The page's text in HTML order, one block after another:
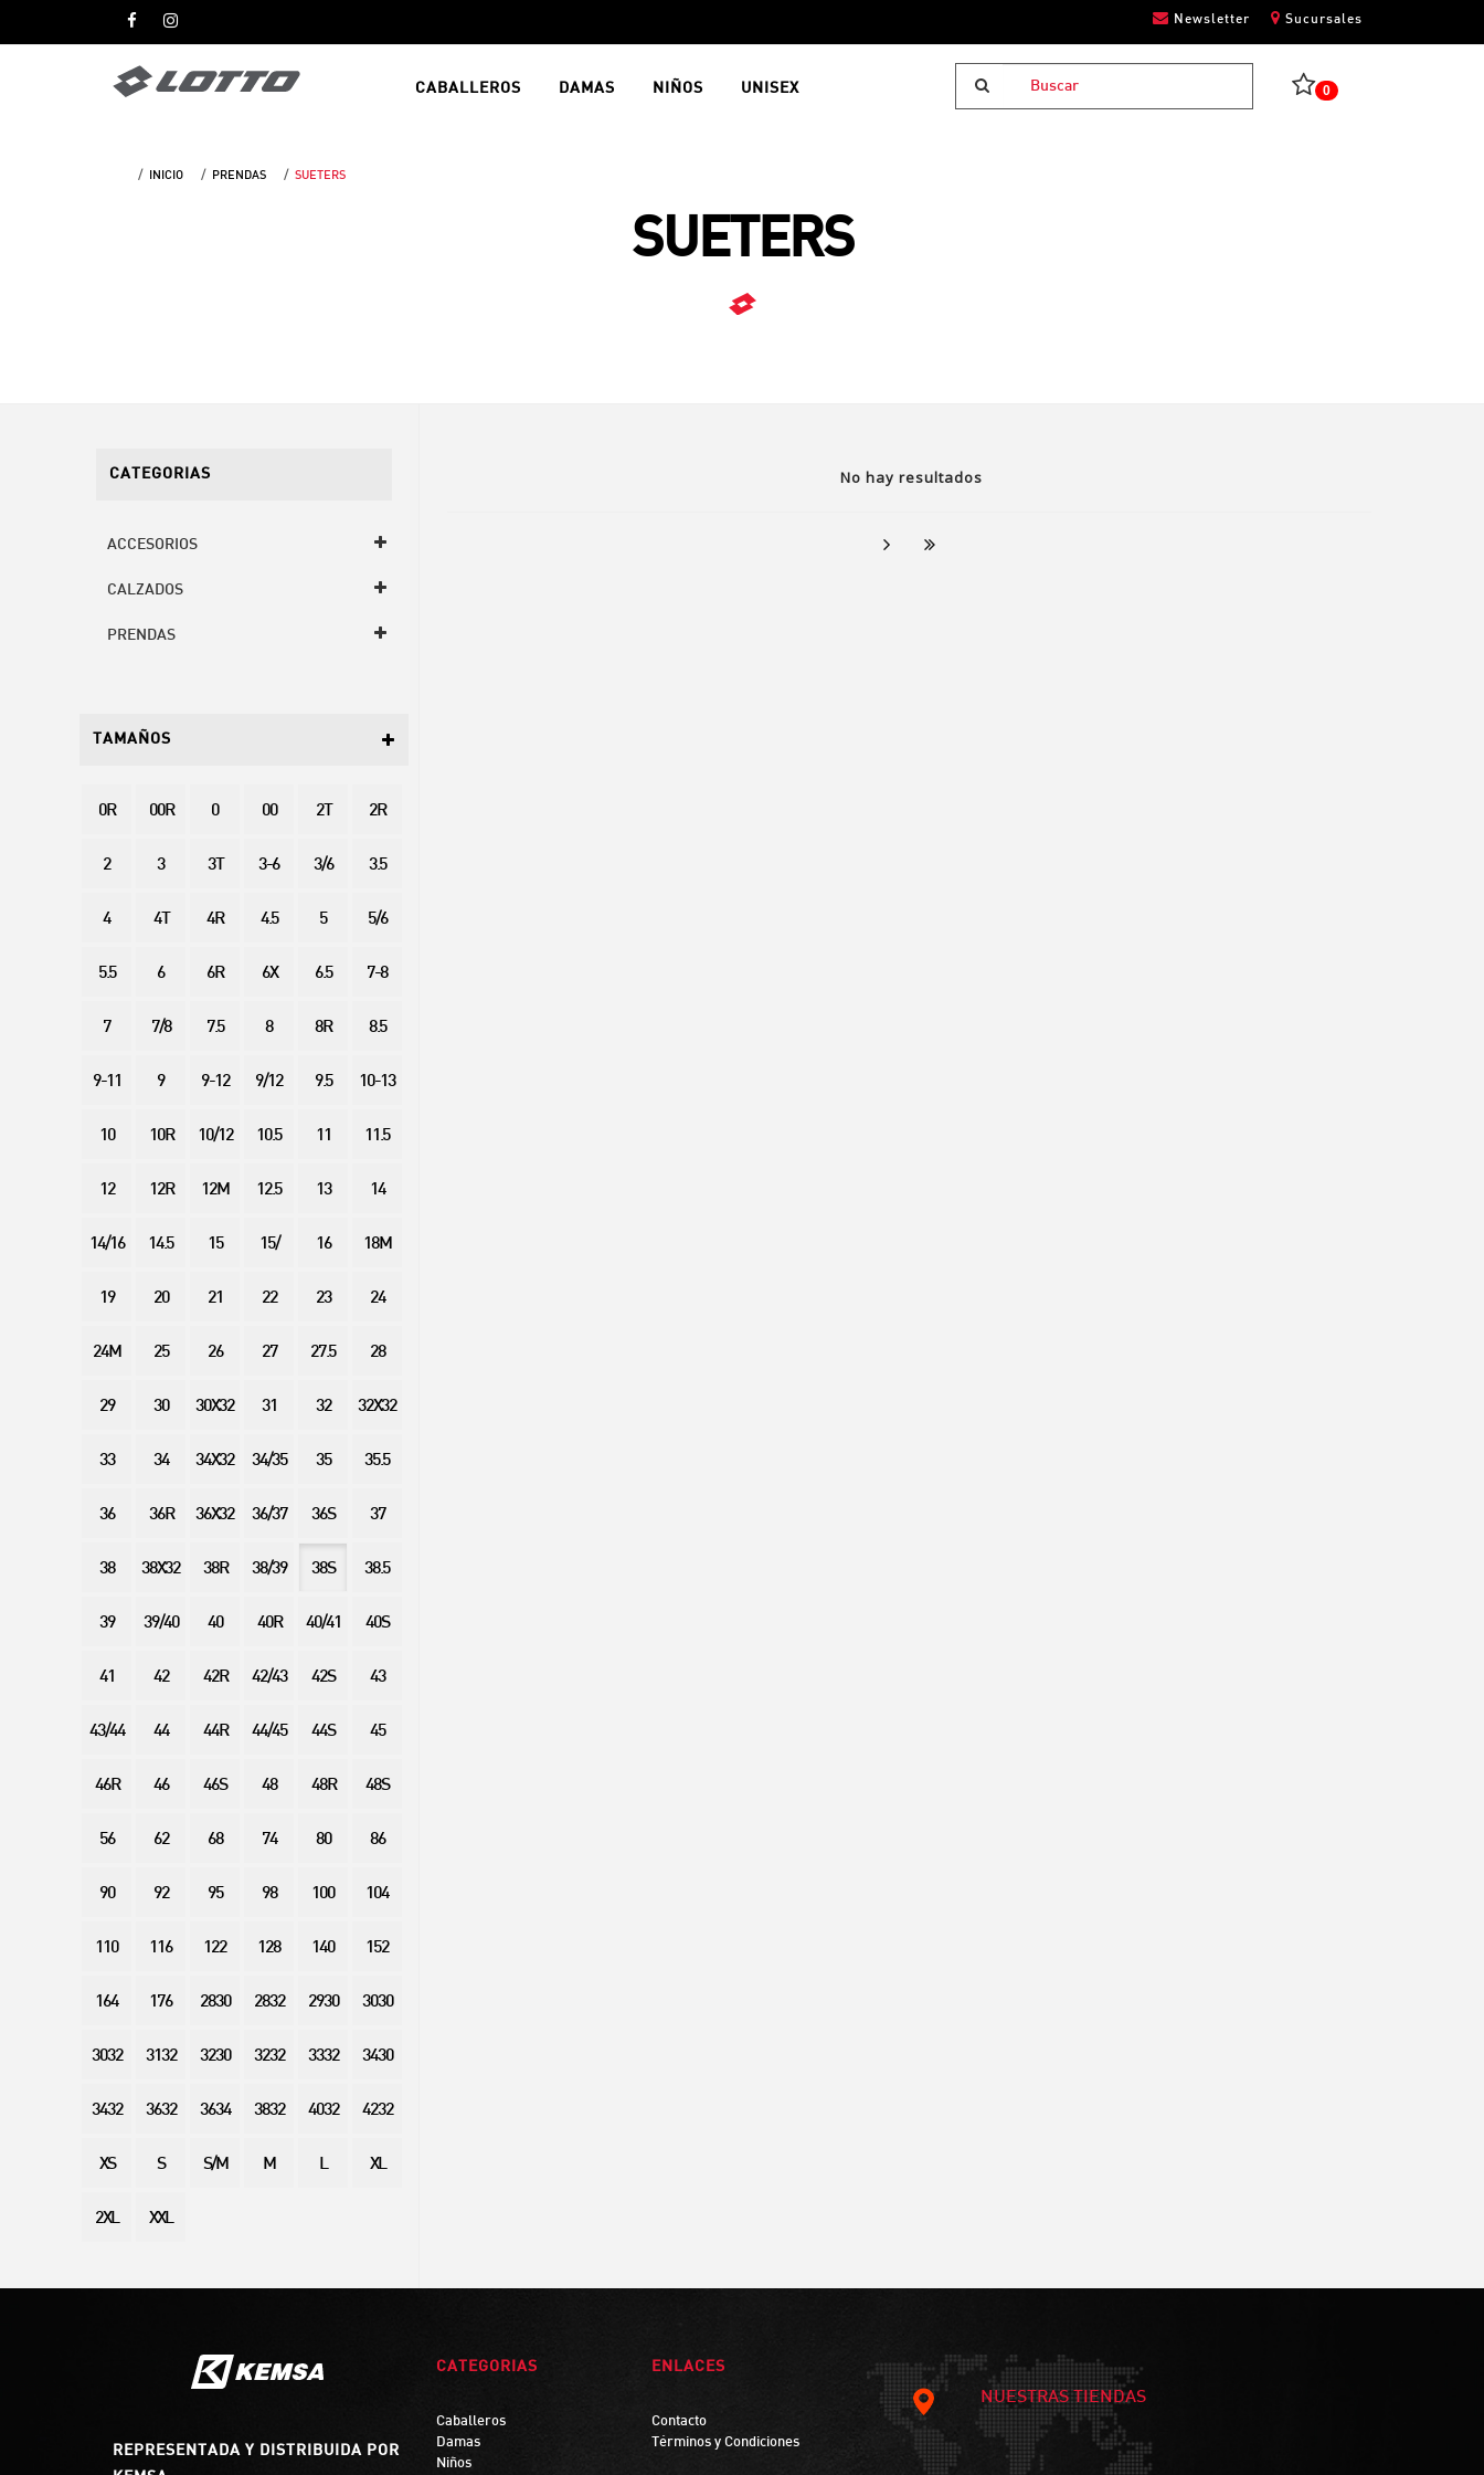
Newsletter Sucursales
0
CABALLEROS DAMAS NIÑOS UNISEX
INICIO PRENDAS SUETERS
SUETERS
No hay resultados
CATEGORIAS
ACCESORIOS
CALZADOS
PRENDAS
TAMAÑOS
0R 00R 0 00 2T 2R
2 3 3T 3-6 3/6 3.5
4 4T 4R 4.5 5 5/6
5.5 6 6R 6X 6.5 7-8
7 7/8 7.5 8 8R 8.5
9-11 9 9-12 9/12 9.5 10-13
10 10R 10/12 10.5 11 11.5
12 12R 12M 12.5 13 14
14/16 14.5 15 15/ 16 18M
19 20 21 22 23 24
24M 25 26 27 27.5 28
29 30 30X32 31 32 32X32
33 34 34X32 34/35 35 35.5
36 36R 36X32 36/37 36S 37
38 38X32 38R 38/39 38S 38.5
39 39/40 40 40R 40/41 40S
41 42 42R 42/43 42S 43
43/44 44 44R 44/45 44S 45
46R 46 46S 48 48R 48S
56 62 68 74 80 86
90 92 95 98 100 104
110 116 122 128 140 152
164 176 2830 2832 2930 3030
3032 3132 3230 3232 3332 3430
3432 3632 3634 3832 4032 4232
XS S S/M M L XL
2XL XXL
REPRESENTADA Y DISTRIBUIDA POR
CATEGORIAS
Caballeros
Damas
Niños
ENLACES
Contacto
Términos y Condiciones
NUESTRAS TIENDAS